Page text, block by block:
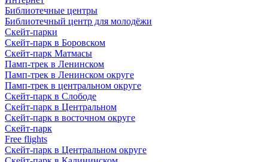
Библиотечные центры
Библиотечный центр для молодёжи
Скейт-парки
Скейт-парк в Боровском
Скейт-парк Матмасы
Памп-трек в Ленинском
Памп-трек в Ленинском округе
Памп-трек в центральном округе
Скейт-парк в Слободе
Скейт-парк в Центральном
Скейт-парк в восточном округе
Скейт-парк
Free flights
Скейт-парк в Центральном округе